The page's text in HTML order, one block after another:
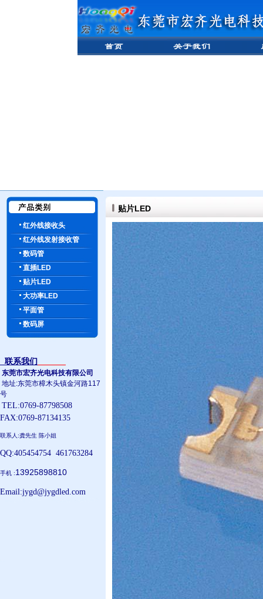
红外线接收头
红外线发射接收管
数码管
直插LED
贴片LED
大功率LED
平面管
数码屏
联系我们
东莞市宏齐光电科技有限公司
地址:东莞市樟木头镇金河路117
号
TEL:0769-87798508
FAX:0769-87134135
联系人:龚先生 陈小姐
QQ:405454754 461763284
手机 :13925898810
Email:jygd@jygdled.com
贴片LED